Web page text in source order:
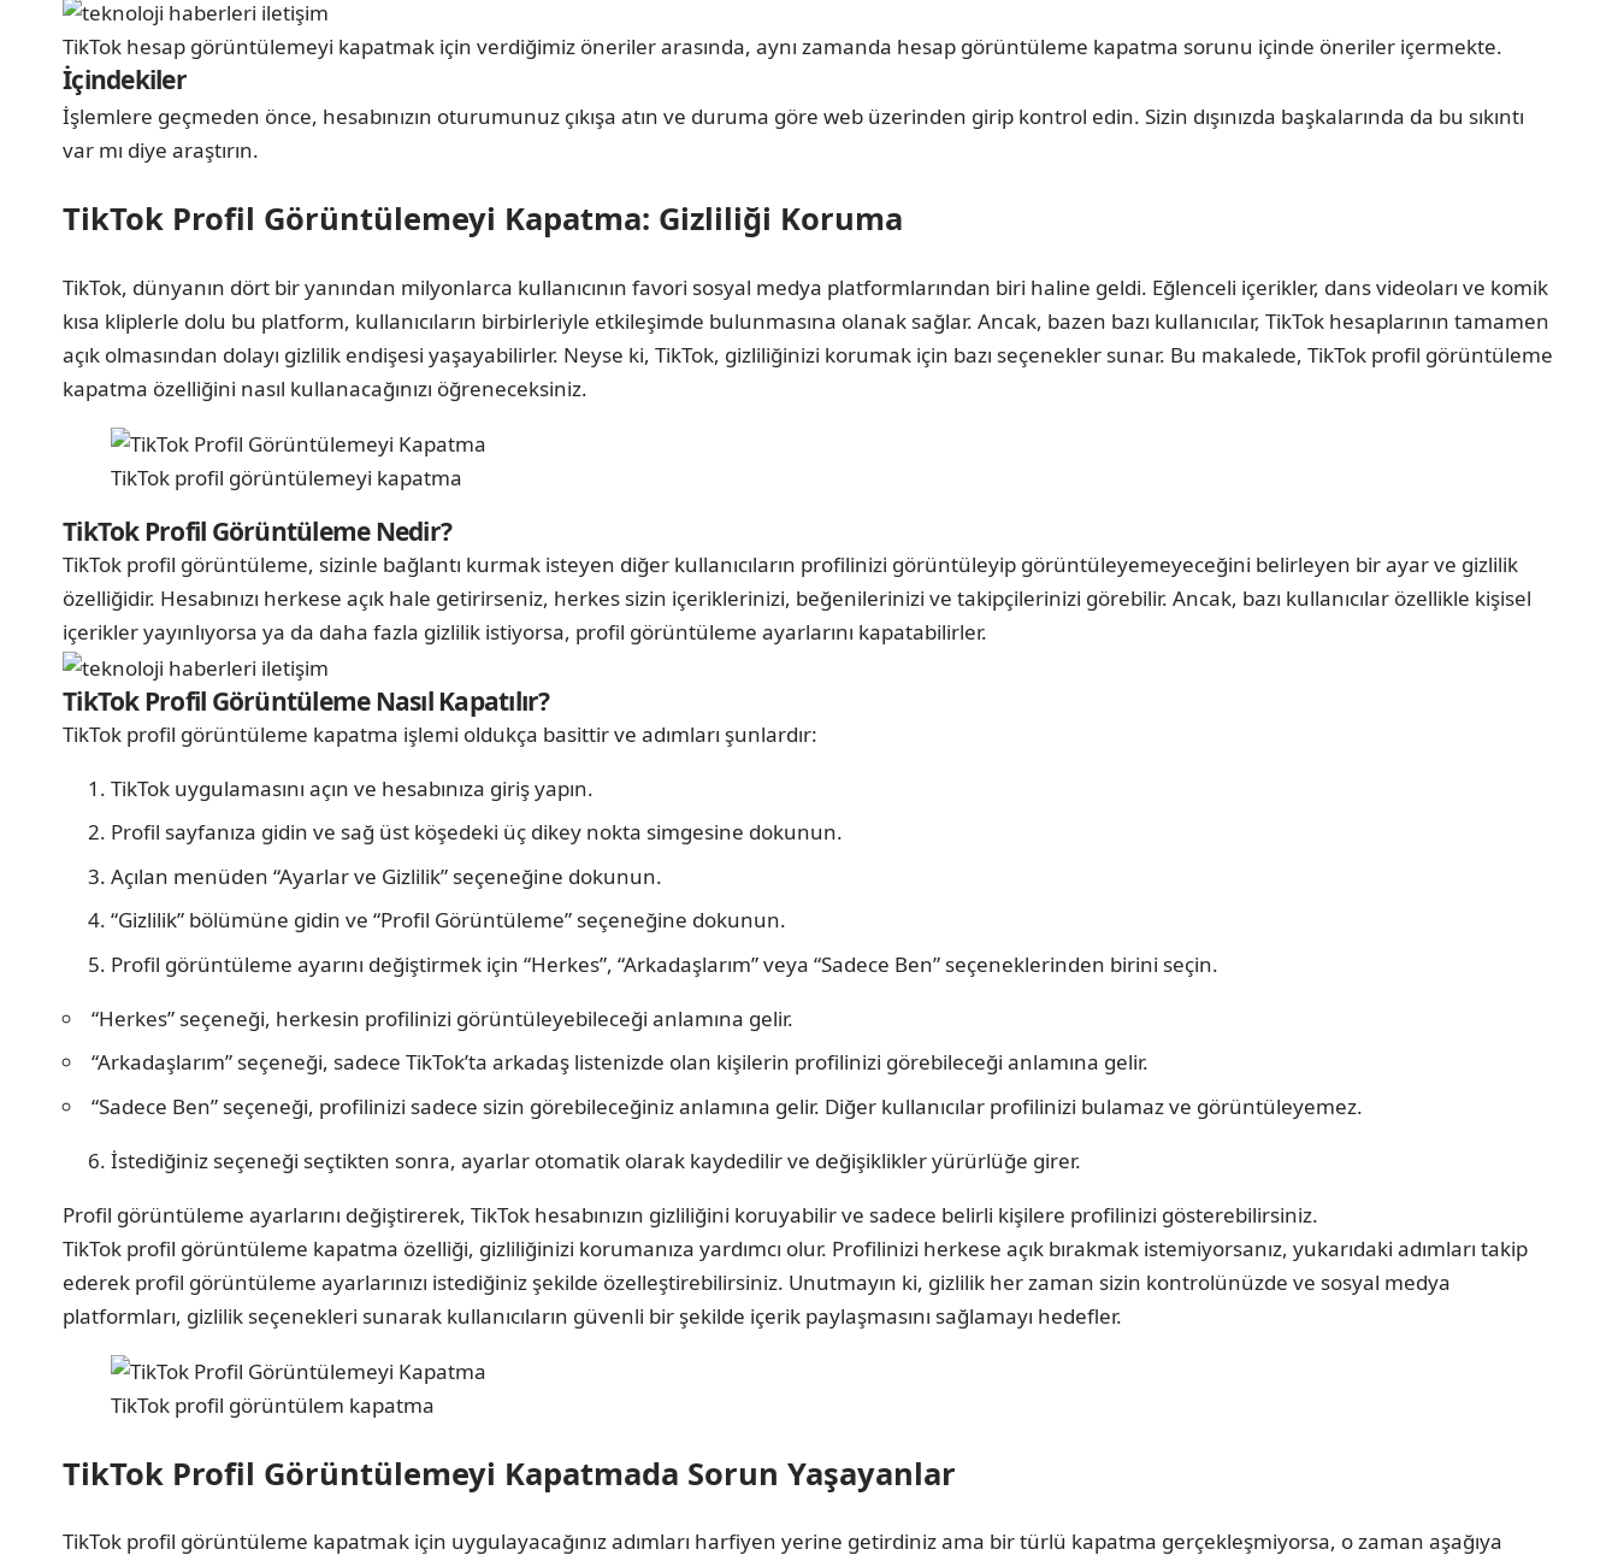
TikTok hesap görüntülemeyi kapatmak için verdiğimiz öneriler arasında, aynı zamanda hesap görüntüleme kapatma sorunu içinde öneriler içermekte.
İçindekiler
İşlemlere geçmeden önce, hesabınızın oturumunuz çıkışa atın ve duruma göre web üzerinden girip kontrol edin. Sizin dışınızda başkalarında da bu sıkıntı
var mı diye araştırın.
TikTok Profil Görüntülemeyi Kapatma: Gizliliği Koruma
TikTok, dünyanın dört bir yanından milyonlarca kullanıcının favori sosyal medya platformlarından biri haline geldi. Eğlenceli içerikler, dans videoları ve komik
kısa kliplerle dolu bu platform, kullanıcıların birbirleriyle etkileşimde bulunmasına olanak sağlar. Ancak, bazen bazı kullanıcılar, TikTok hesaplarının tamamen
açık olmasından dolayı gizlilik endişesi yaşayabilirler. Neyse ki, TikTok, gizliliğinizi korumak için bazı seçenekler sunar. Bu makalede, TikTok profil görüntüleme
kapatma özelliğini nasıl kullanacağınızı öğreneceksiniz.
TikTok profil görüntülemeyi kapatma
TikTok Profil Görüntüleme Nedir?
TikTok profil görüntüleme, sizinle bağlantı kurmak isteyen diğer kullanıcıların profilinizi görüntüleyip görüntüleyemeyeceğini belirleyen bir ayar ve gizlilik
özelliğidir. Hesabınızı herkese açık hale getirirseniz, herkes sizin içeriklerinizi, beğenilerinizi ve takipçilerinizi görebilir. Ancak, bazı kullanıcılar özellikle kişisel
içerikler yayınlıyorsa ya da daha fazla gizlilik istiyorsa, profil görüntüleme ayarlarını kapatabilirler.
TikTok Profil Görüntüleme Nasıl Kapatılır?
TikTok profil görüntüleme kapatma işlemi oldukça basittir ve adımları şunlardır:
TikTok uygulamasını açın ve hesabınıza giriş yapın.
Profil sayfanıza gidin ve sağ üst köşedeki üç dikey nokta simgesine dokunun.
Açılan menüden “Ayarlar ve Gizlilik” seçeneğine dokunun.
“Gizlilik” bölümüne gidin ve “Profil Görüntüleme” seçeneğine dokunun.
Profil görüntüleme ayarını değiştirmek için “Herkes”, “Arkadaşlarım” veya “Sadece Ben” seçeneklerinden birini seçin.
“Herkes” seçeneği, herkesin profilinizi görüntüleyebileceği anlamına gelir.
“Arkadaşlarım” seçeneği, sadece TikTok’ta arkadaş listenizde olan kişilerin profilinizi görebileceği anlamına gelir.
“Sadece Ben” seçeneği, profilinizi sadece sizin görebileceğiniz anlamına gelir. Diğer kullanıcılar profilinizi bulamaz ve görüntüleyemez.
İstediğiniz seçeneği seçtikten sonra, ayarlar otomatik olarak kaydedilir ve değişiklikler yürürlüğe girer.
Profil görüntüleme ayarlarını değiştirerek, TikTok hesabınızın gizliliğini koruyabilir ve sadece belirli kişilere profilinizi gösterebilirsiniz.
TikTok profil görüntüleme kapatma özelliği, gizliliğinizi korumanıza yardımcı olur. Profilinizi herkese açık bırakmak istemiyorsanız, yukarıdaki adımları takip
ederek profil görüntüleme ayarlarınızı istediğiniz şekilde özelleştirebilirsiniz. Unutmayın ki, gizlilik her zaman sizin kontrolünüzde ve sosyal medya
platformları, gizlilik seçenekleri sunarak kullanıcıların güvenli bir şekilde içerik paylaşmasını sağlamayı hedefler.
TikTok profil görüntülem kapatma
TikTok Profil Görüntülemeyi Kapatmada Sorun Yaşayanlar
TikTok profil görüntüleme kapatmak için uygulayacağınız adımları harfiyen yerine getirdiniz ama bir türlü kapatma gerçekleşmiyorsa, o zaman aşağıya